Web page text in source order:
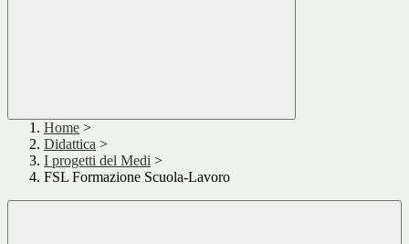
Home >
Didattica >
I progetti del Medi >
FSL Formazione Scuola-Lavoro